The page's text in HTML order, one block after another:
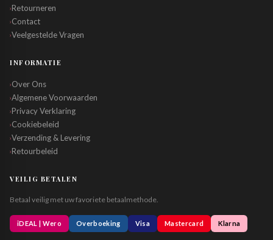
›Retourneren
›Contact
›Veelgestelde Vragen
INFORMATIE
›Over Ons
›Algemene Voorwaarden
›Privacy Verklaring
›Cookiebeleid
›Verzending & Levering
›Retourbeleid
VEILIG BETALEN
Betaal veilig met uw favoriete betaalmethode.
iDEAL | Wero Overboeking Visa Mastercard Klarna